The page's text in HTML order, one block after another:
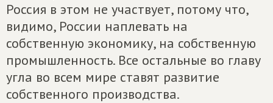
Россия в этом не участвует, потому что,
видимо, России наплевать на
собственную экономику, на собственную
промышленность. Все остальные во главу
угла во всем мире ставят развитие
собственного производства.